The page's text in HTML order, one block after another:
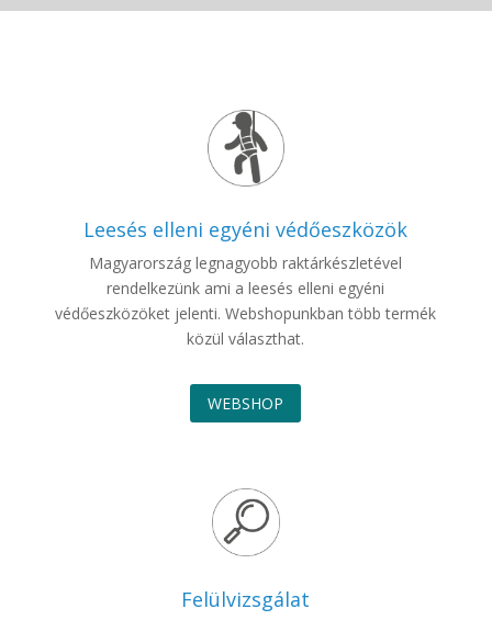
Leesés elleni egyéni védőeszközök
Magyarország legnagyobb raktárkészletével
rendelkezünk ami a leesés elleni egyéni
védőeszközöket jelenti. Webshopunkban több termék
közül választhat.
WEBSHOP
Felülvizsgálat